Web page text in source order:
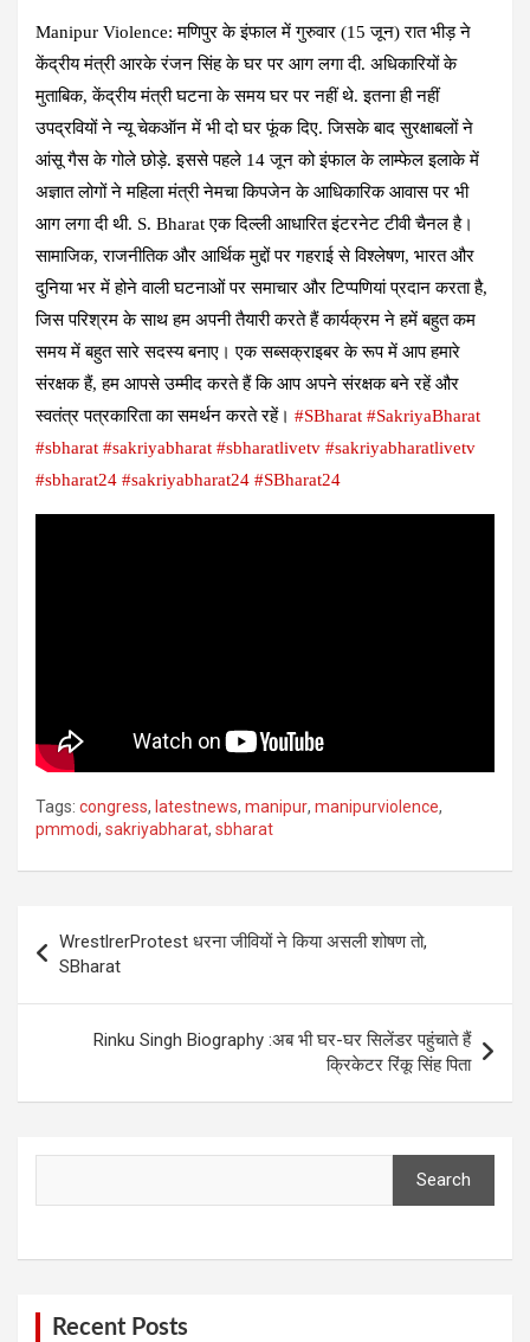
Manipur Violence: मणिपुर के इंफाल में गुरुवार (15 जून) रात भीड़ ने
केंद्रीय मंत्री आरके रंजन सिंह के घर पर आग लगा दी. अधिकारियों के
मुताबिक, केंद्रीय मंत्री घटना के समय घर पर नहीं थे. इतना ही नहीं
उपद्रवियों ने न्यू चेकऑन में भी दो घर फूंक दिए. जिसके बाद सुरक्षाबलों ने
आंसू गैस के गोले छोड़े. इससे पहले 14 जून को इंफाल के लाम्फेल इलाके में
अज्ञात लोगों ने महिला मंत्री नेमचा किपजेन के आधिकारिक आवास पर भी
आग लगा दी थी. S. Bharat एक दिल्ली आधारित इंटरनेट टीवी चैनल है।
सामाजिक, राजनीतिक और आर्थिक मुद्दों पर गहराई से विश्लेषण, भारत और
दुनिया भर में होने वाली घटनाओं पर समाचार और टिप्पणियां प्रदान करता है,
जिस परिश्रम के साथ हम अपनी तैयारी करते हैं कार्यक्रम ने हमें बहुत कम
समय में बहुत सारे सदस्य बनाए। एक सब्सक्राइबर के रूप में आप हमारे
संरक्षक हैं, हम आपसे उम्मीद करते हैं कि आप अपने संरक्षक बने रहें और
स्वतंत्र पत्रकारिता का समर्थन करते रहें। #SBharat #SakriyaBharat
#sbharat #sakriyabharat #sbharatlivetv #sakriyabharatlivetv
#sbharat24 #sakriyabharat24 #SBharat24
Tags: congress, latestnews, manipur, manipurviolence,
pmmodi, sakriyabharat, sbharat
navigation
WrestlrerProtest धरना जीवियों ने किया असली शोषण तो,
SBharat
Rinku Singh Biography :अब भी घर-घर सिलेंडर पहुंचाते हैं
क्रिकेटर रिंकू सिंह पिता
Search
Recent Posts